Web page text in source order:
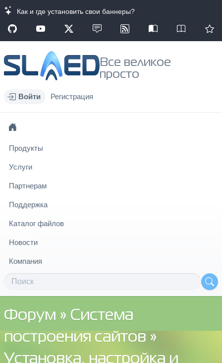
Как и где установить свои баннеры?
Все великое
просто
Войти Регистрация
Продукты
Услуги
Партнерам
Поддержка
Каталог файлов
Новости
Компания
Форум » Система
построения сайтов »
Установка, настройка и